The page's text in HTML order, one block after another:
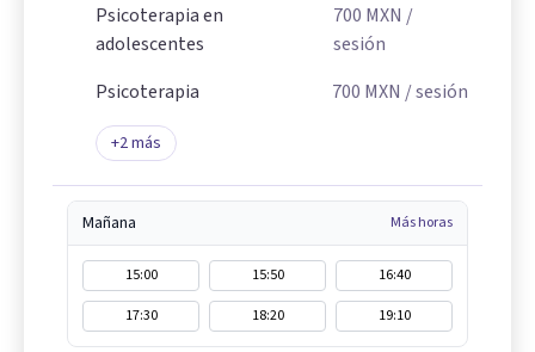
Psicoterapia en
adolescentes
700 MXN /
sesión
Psicoterapia
700 MXN / sesión
+2más
Mañana Más horas
15:00 15:50
16:40
17:30
18:20 19:10